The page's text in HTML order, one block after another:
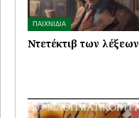
ΠΑΙΧΝΙΔΙΑ
Ντετέκτιβ των λέξεων